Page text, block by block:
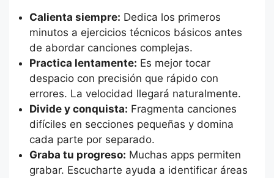
Calienta siempre: Dedica los primeros
minutos a ejercicios técnicos básicos antes
de abordar canciones complejas.
Practica lentamente: Es mejor tocar
despacio con precisión que rápido con
errores. La velocidad llegará naturalmente.
Divide y conquista: Fragmenta canciones
difíciles en secciones pequeñas y domina
cada parte por separado.
Graba tu progreso: Muchas apps permiten
grabar. Escucharte ayuda a identificar áreas